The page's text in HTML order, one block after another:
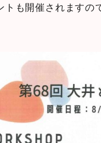
トも開催されます